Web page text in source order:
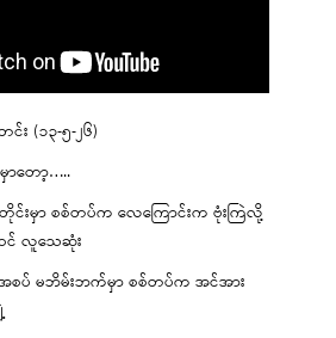
း (၁၃-၅-၂၆)
တော့…..
တိုင်းမှာ စစ်တပ်က လေကြောင်းက ဗုံးကြဲလို့
င် လူသေဆုံး
အစပ် မဘိမ်းဘက်မှာ စစ်တပ်က အင်အား